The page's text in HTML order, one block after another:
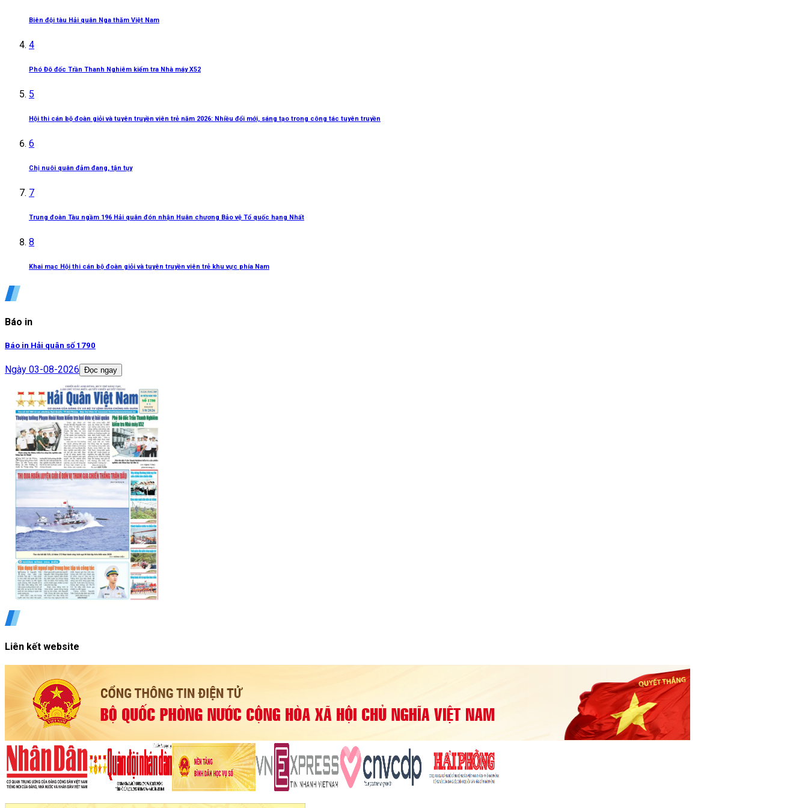
Biên đội tàu Hải quân Nga thăm Việt Nam
4
Phó Đô đốc Trần Thanh Nghiêm kiểm tra Nhà máy X52
5
Hội thi cán bộ đoàn giỏi và tuyên truyền viên trẻ năm 2026: Nhiều đổi mới, sáng tạo trong công tác tuyên truyền
6
Chị nuôi quân đảm đang, tận tụy
7
Trung đoàn Tàu ngầm 196 Hải quân đón nhận Huân chương Bảo vệ Tổ quốc hạng Nhất
8
Khai mạc Hội thi cán bộ đoàn giỏi và tuyên truyền viên trẻ khu vực phía Nam
Báo in
Báo in Hải quân số 1790
Ngày 03-08-2026 Đọc ngay
Liên kết website